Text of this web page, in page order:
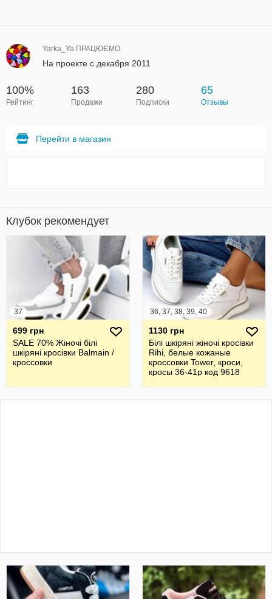
Yarka_Ya ПРАЦЮЄМО
На проекте с декабря 2011
100%
Рейтинг
163
Продажи
280
Подписки
65
Отзывы
Перейти в магазин
Клубок рекомендует
37
699 грн
SALE 70% Жіночі білі
шкіряні кросівки Balmain /
кроссовки
36, 37, 38, 39, 40
1130 грн
Білі шкіряні жіночі кросівки
Rihi, белые кожаные
кроссовки Tower, кроси,
кросы 36-41р код 9618